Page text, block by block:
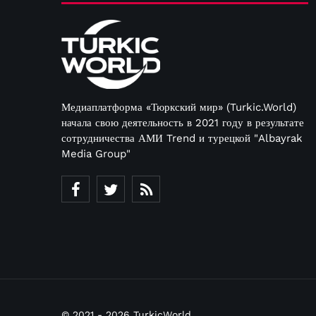
Медиаплатформа «Тюркский мир» (Turkic.World)
начала свою деятельность в 2021 году в результате
сотрудничества АМИ Trend и турецкой "Albayrak
Media Group"